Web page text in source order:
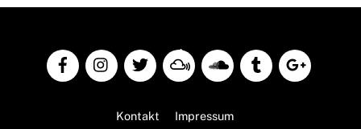
Back
To
Kontakt
Impressum